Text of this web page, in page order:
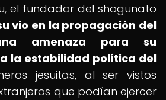
el fundador del shogunato
vio en la propagación del
amenaza para su
la estabilidad política del
jesuitas, al ser vistos
que podían ejercer